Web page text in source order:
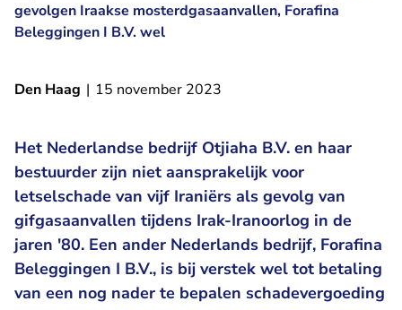
gevolgen Iraakse mosterdgasaanvallen, Forafina
Beleggingen I B.V. wel
Den Haag | 15 november 2023
Het Nederlandse bedrijf Otjiaha B.V. en haar
bestuurder zijn niet aansprakelijk voor
letselschade van vijf Iraniërs als gevolg van
gifgasaanvallen tijdens Irak-Iranoorlog in de
jaren '80. Een ander Nederlands bedrijf, Forafina
Beleggingen I B.V., is bij verstek wel tot betaling
van een nog nader te bepalen schadevergoeding